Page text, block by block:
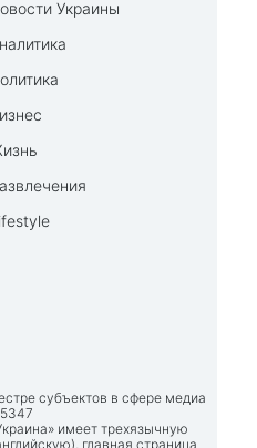
Украины
субъектов в сфере медиа
имеет трехязычную
главная страница